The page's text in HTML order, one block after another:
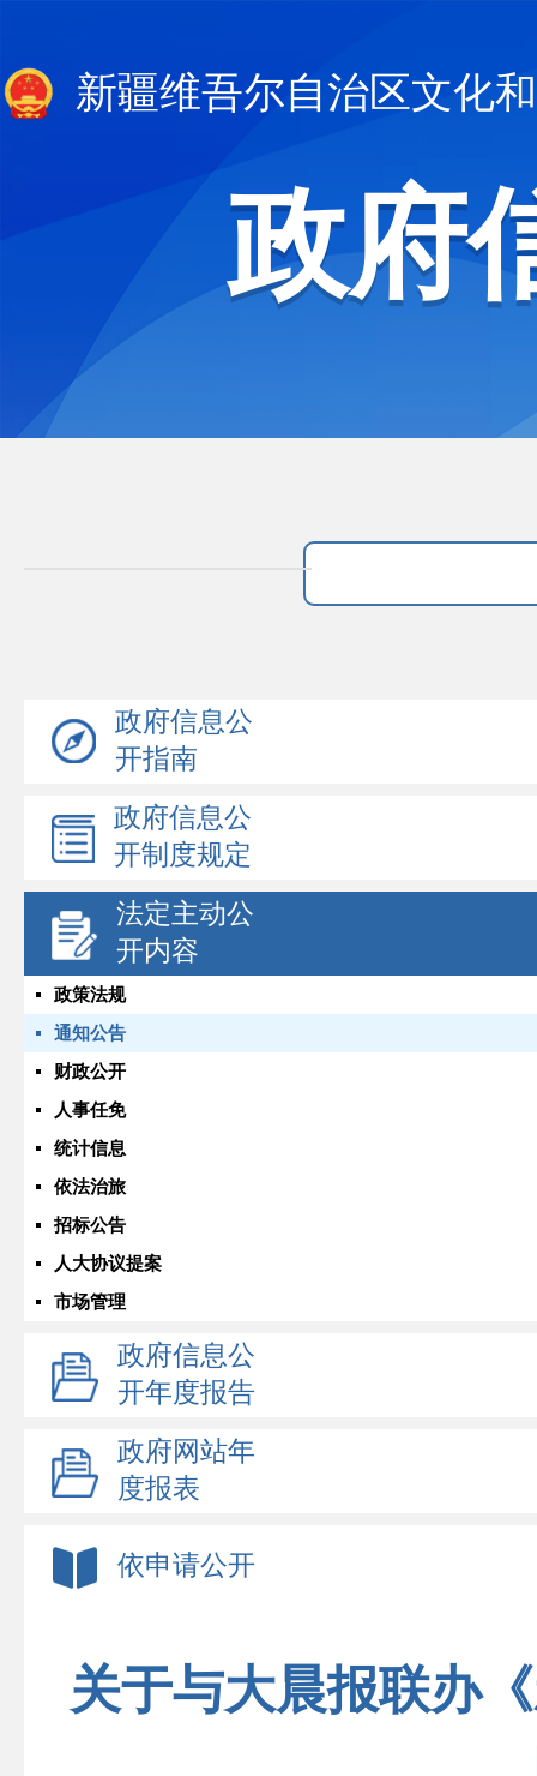
新疆维吾尔自治区文化
政府
政府信息公
开指南
政府信息公
开制度规定
法定主动公
开内容
政策法规
通知公告
财政公开
人事任免
统计信息
依法治旅
招标公告
人大协议提案
市场管理
政府信息公
开年度报告
政府网站年
度报表
依申请公开
关于与大晨报联办